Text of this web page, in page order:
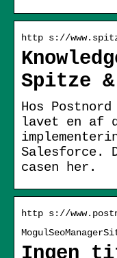
http s://
Spitze &
Hos
lavet en af
Salesforce.
casen her.
http s://
Ingen